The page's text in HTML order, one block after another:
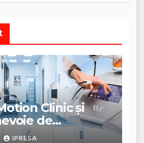
Clinic și
de
medicală?
IPRESA